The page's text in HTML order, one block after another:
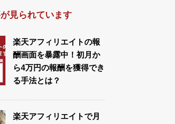
見られています
楽天アフィリエイトの報
酬画面を暴露中！初月か
ら4万円の報酬を獲得でき
る手法とは？
楽天アフィリエイトで月